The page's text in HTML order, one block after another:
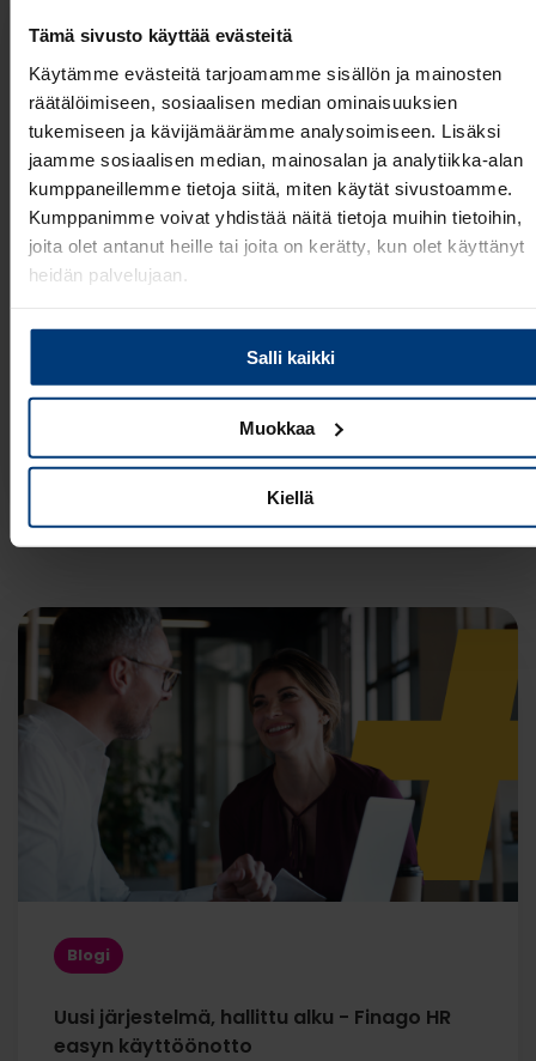
Tämä sivusto käyttää evästeitä
Käytämme evästeitä tarjoamamme sisällön ja mainosten
räätälöimiseen, sosiaalisen median ominaisuuksien
tukemiseen ja kävijämäärämme analysoimiseen. Lisäksi
jaamme sosiaalisen median, mainosalan ja analytiikka-alan
kumppaneillemme tietoja siitä, miten käytät sivustoamme.
Kumppanimme voivat yhdistää näitä tietoja muihin tietoihin,
joita olet antanut heille tai joita on kerätty, kun olet käyttänyt
heidän palvelujaan.
LueTietosuojaehdoistammelisää siitä keitä olemme, miten
voit ottaa meihin yhteyttä ja miten käsittelemme
henkilökohtaisia tietojasi.
Salli kaikki
Muokkaa
Kiellä
Muuta palkanlaskenta strategiseksi
voimavaraksi
Lue lisää
Blogi
Uusi järjestelmä, hallittu alku - Finago HR
easyn käyttöönotto